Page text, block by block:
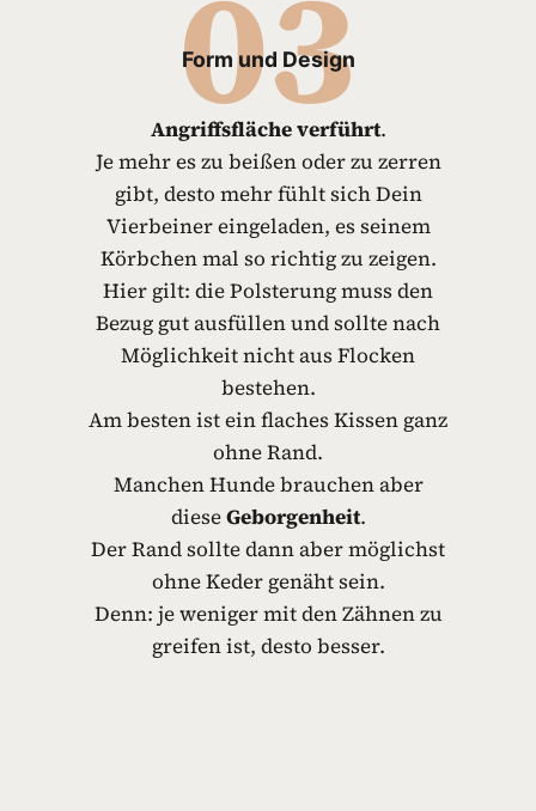
03
Form und Design
Angriffsfläche verführt.
Je mehr es zu beißen oder zu zerren
gibt, desto mehr fühlt sich Dein
Vierbeiner eingeladen, es seinem
Körbchen mal so richtig zu zeigen.
Hier gilt: die Polsterung muss den
Bezug gut ausfüllen und sollte nach
Möglichkeit nicht aus Flocken
bestehen.
Am besten ist ein flaches Kissen ganz
ohne Rand.
Manchen Hunde brauchen aber
dieseGeborgenheit.
Der Rand sollte dann aber möglichst
ohne Keder genäht sein.
Denn: je weniger mit den Zähnen zu
greifen ist, desto besser.